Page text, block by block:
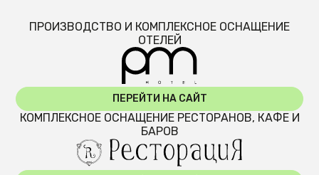
ПРОИЗВОДСТВО И КОМПЛЕКСНОЕ ОСНАЩЕНИЕ
ОТЕЛЕЙ
ПЕРЕЙТИ НА САЙТ
КОМПЛЕКСНОЕ ОСНАЩЕНИЕ РЕСТОРАНОВ, КАФЕ И
БАРОВ